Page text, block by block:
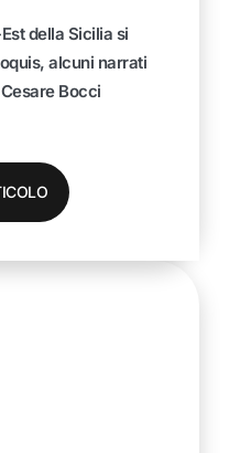
della Sicilia si
alcuni narrati
Bocci